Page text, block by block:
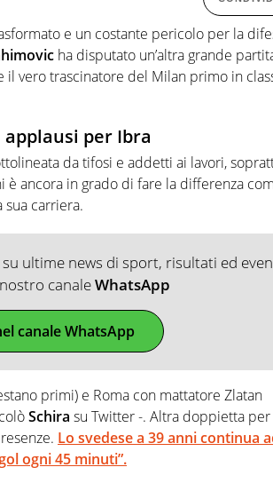
e un costante pericolo per la
ha disputato un’altra grande
il vero trascinatore del Milan primo in
per Ibra
da tifosi e addetti ai lavori,
è ancora in grado di fare la differenza
carriera.
ultime news di sport, risultati ed
canaleWhatsApp
canale WhatsApp
primi) e Roma con mattatore Zlatan
Schira su Twitter -. Altra doppietta per
Lo svedese a 39 anni continua
ogni 45 minuti”.